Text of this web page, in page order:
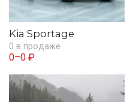
Kia Sportage
0 в продаже
0–0 ₽